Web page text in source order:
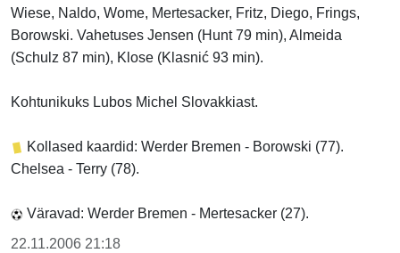
Wiese, Naldo, Wome, Mertesacker, Fritz, Diego, Frings,
Borowski. Vahetuses Jensen (Hunt 79 min), Almeida
(Schulz 87 min), Klose (Klasnić 93 min).
Kohtunikuks Lubos Michel Slovakkiast.
Kollased kaardid: Werder Bremen - Borowski (77).
Chelsea - Terry (78).
Väravad: Werder Bremen - Mertesacker (27).
22.11.2006 21:18